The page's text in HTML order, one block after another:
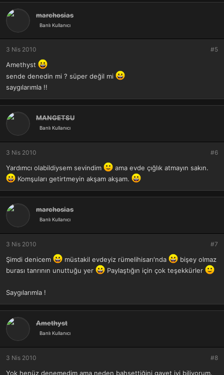
marchosias
Banlı Kullanıcı
3 Nis 2010 #5
Amethyst
sende denedin mi ? süper değil mi
saygılarımla !!
MANGETSU
Banlı Kullanıcı
3 Nis 2010 #6
Yardımcı olabildiysem sevindim
ama evde çığlık atmayın sakın.
Komşuları getirtmeyin akşam akşam.
marchosias
Banlı Kullanıcı
3 Nis 2010 #7
Şimdi denicem müstakil evdeyiz rümelihisarı'nda
bişey olmaz
burası tanrının unuttuğu yer
Paylaştığın için çok teşekkürler
Saygılarımla !
Amethyst
Banlı Kullanıcı
3 Nis 2010 #8
Yok henüz denemedim ama neden bahsettiğini gayet iyi biliyorum.